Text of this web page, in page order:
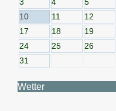
10
11 12
17
18 19
24
25 26
31
Wetter